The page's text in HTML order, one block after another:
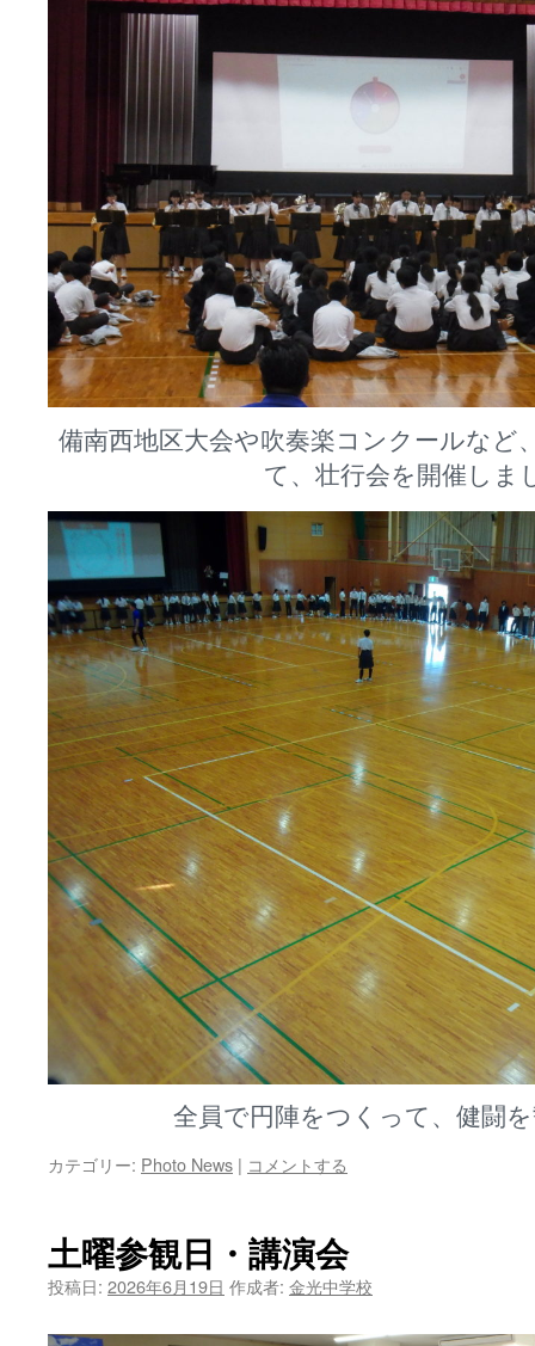
備南西地区大会や吹奏楽コンクールなど
て、壮行会を開催しま
全員で円陣をつくって、健闘
カテゴリー: Photo News | コメントする
土曜参観日・講演会
投稿日: 2026年6月19日 作成者: 金光中学校